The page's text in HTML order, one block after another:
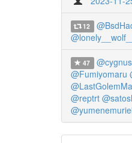
12
47
@Fumiyomaru
@reptrt